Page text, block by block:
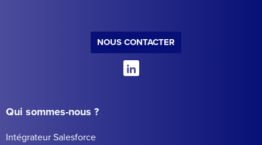
NOUS CONTACTER
Qui sommes-nous ?
Intégrateur Salesforce